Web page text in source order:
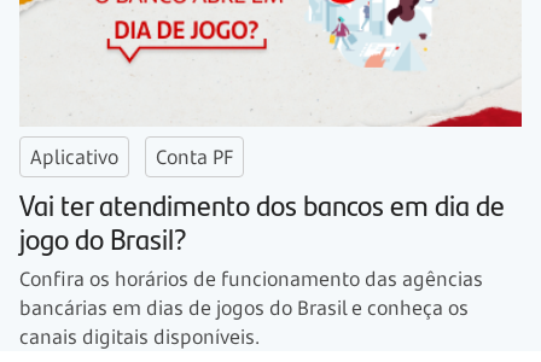
Aplicativo Conta PF
Vai ter atendimento dos bancos em dia de
jogo do Brasil?
Confira os horários de funcionamento das agências
bancárias em dias de jogos do Brasil e conheça os
canais digitais disponíveis.